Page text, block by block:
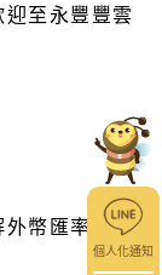
個人化通知
迎至永豐豐雲
外幣匯率、投